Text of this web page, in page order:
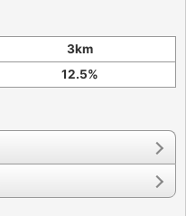
3km
12.5%